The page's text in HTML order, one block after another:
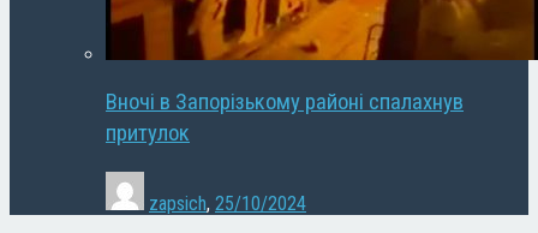
Вночі в Запорізькому районі спалахнув
притулок
zapsich, 25/10/2024